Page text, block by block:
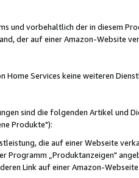
und vorbehaltlich der in diesem
der auf einer Amazon-Website
Home Services keine weiteren
sind die folgenden Artikel und
Produkte"):
die auf einer Webseite
Programm „Produktanzeigen"
Link auf einer Amazon-